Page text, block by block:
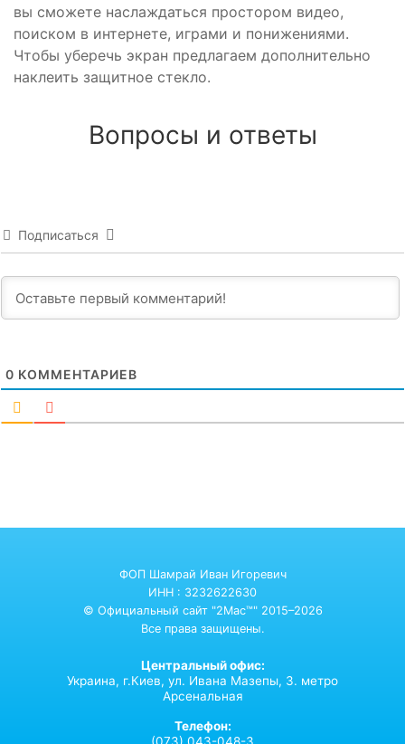
вы сможете наслаждаться простором видео,
поиском в интернете, играми и понижениями.
Чтобы уберечь экран предлагаем дополнительно
наклеить защитное стекло.
Вопросы и ответы
Подписаться
0 КОММЕНТАРИЕВ
ФОП Шамрай Иван Игоревич
ИНН : 3232622630
© Официальный сайт "2Mac™" 2015–2026
Все права защищены.
Центральный офис:
Украина, г.Киев, ул. Ивана Мазепы, 3. метро
Арсенальная
Телефон:
(073) 043-048-3